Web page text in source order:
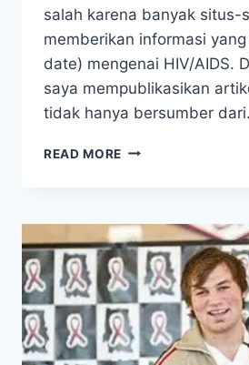
salah karena banyak situs-
memberikan informasi
date) mengenai HIV/AIDS.
saya mempublikasikan
tidak hanya bersumber
READ MORE BENARKAH
DENIALIST
TIDAK
UP-
TO-
DATE?